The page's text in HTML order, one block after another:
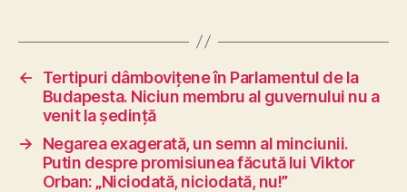
←
Tertipuri dâmbovițene în Parlamentul de la
Budapesta. Niciun membru al guvernului nu a
venit la ședință
→
Negarea exagerată, un semn al minciunii.
Putin despre promisiunea făcută lui Viktor
Orban: „Niciodată, niciodată, nu!”